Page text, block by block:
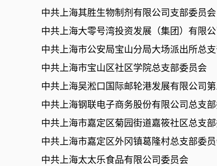
中共上海其胜生物制剂有限公司支部委员会
中共上海大零号湾投资发展（集团）有限
中共上海市公安局宝山分局大场派出所总
中共上海市宝山区社区学院总支部委员会
中共上海吴淞口国际邮轮港发展有限公司
中共上海钢联电子商务股份有限公司总支
中共上海市嘉定区菊园街道嘉筱社区总支
中共上海市嘉定区外冈镇葛隆村总支部委
中共上海太太乐食品有限公司委员会